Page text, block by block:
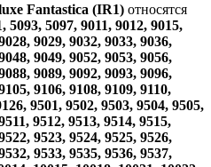
Fantastica (IR1) относятся
5093, 5097, 9011, 9012, 9015,
9029, 9032, 9033, 9036,
9049, 9052, 9053, 9056,
9089, 9092, 9093, 9096,
9106, 9108, 9109, 9110,
9501, 9502, 9503, 9504, 9505,
9512, 9513, 9514, 9515,
9523, 9524, 9525, 9526,
9533, 9535, 9536, 9537,